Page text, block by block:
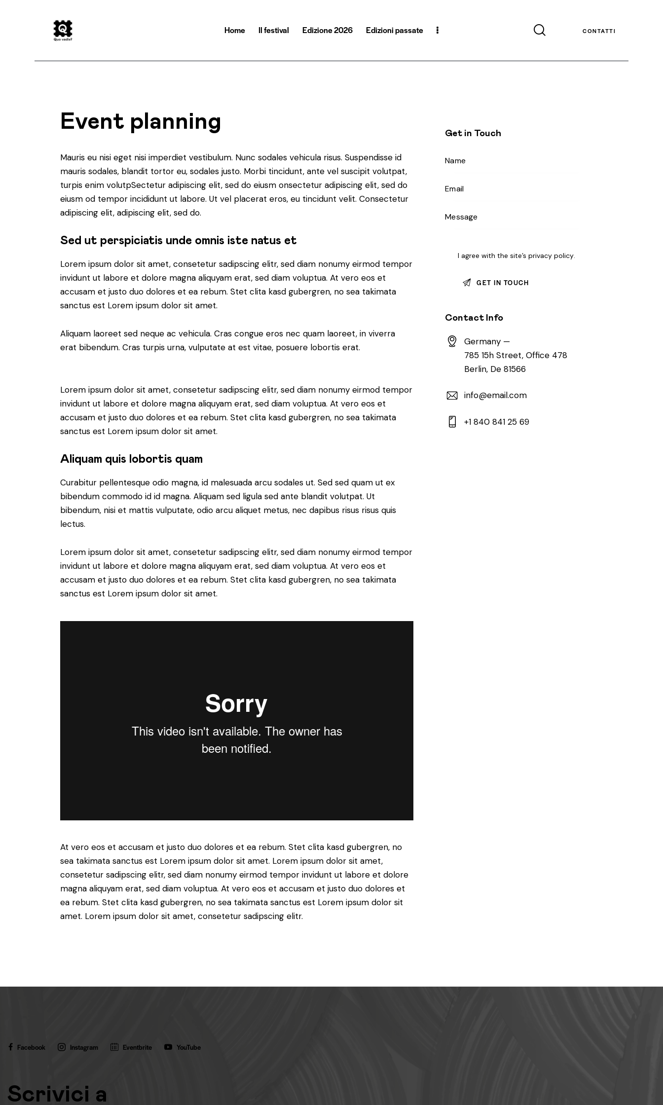
Home Il festival Edizione 2026 Edizioni passate CONTATTI
Event planning
Mauris eu nisi eget nisi imperdiet vestibulum. Nunc sodales vehicula risus. Suspendisse id
mauris sodales, blandit tortor eu, sodales justo. Morbi tincidunt, ante vel suscipit volutpat,
turpis enim volutpSectetur adipiscing elit, sed do eiusm onsectetur adipiscing elit, sed do
eiusm od tempor incididunt ut labore. Ut vel placerat eros, eu tincidunt velit. Consectetur
adipiscing elit, adipiscing elit, sed do.
Sed ut perspiciatis unde omnis iste natus et
Lorem ipsum dolor sit amet, consetetur sadipscing elitr, sed diam nonumy eirmod tempor
invidunt ut labore et dolore magna aliquyam erat, sed diam voluptua. At vero eos et
accusam et justo duo dolores et ea rebum. Stet clita kasd gubergren, no sea takimata
sanctus est Lorem ipsum dolor sit amet.
Aliquam laoreet sed neque ac vehicula. Cras congue eros nec quam laoreet, in viverra
erat bibendum. Cras turpis urna, vulputate at est vitae, posuere lobortis erat.
Lorem ipsum dolor sit amet, consetetur sadipscing elitr, sed diam nonumy eirmod tempor
invidunt ut labore et dolore magna aliquyam erat, sed diam voluptua. At vero eos et
accusam et justo duo dolores et ea rebum. Stet clita kasd gubergren, no sea takimata
sanctus est Lorem ipsum dolor sit amet.
Aliquam quis lobortis quam
Curabitur pellentesque odio magna, id malesuada arcu sodales ut. Sed sed quam ut ex
bibendum commodo id id magna. Aliquam sed ligula sed ante blandit volutpat. Ut
bibendum, nisi et mattis vulputate, odio arcu aliquet metus, nec dapibus risus risus quis
lectus.
Lorem ipsum dolor sit amet, consetetur sadipscing elitr, sed diam nonumy eirmod tempor
invidunt ut labore et dolore magna aliquyam erat, sed diam voluptua. At vero eos et
accusam et justo duo dolores et ea rebum. Stet clita kasd gubergren, no sea takimata
sanctus est Lorem ipsum dolor sit amet.
At vero eos et accusam et justo duo dolores et ea rebum. Stet clita kasd gubergren, no
sea takimata sanctus est Lorem ipsum dolor sit amet. Lorem ipsum dolor sit amet,
consetetur sadipscing elitr, sed diam nonumy eirmod tempor invidunt ut labore et dolore
magna aliquyam erat, sed diam voluptua. At vero eos et accusam et justo duo dolores et
ea rebum. Stet clita kasd gubergren, no sea takimata sanctus est Lorem ipsum dolor sit
amet. Lorem ipsum dolor sit amet, consetetur sadipscing elitr.
Get in Touch
I agree with the site’s privacy policy.
Contact Info
Germany —
785 15h Street, Office 478
Berlin, De 81566
info@email.com
+1 840 841 25 69
Facebook Instagram Eventbrite YouTube
Scrivici a